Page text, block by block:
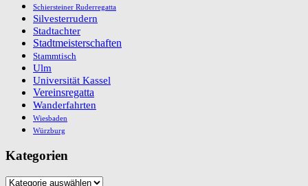
Schiersteiner Ruderregatta
Silvesterrudern
Stadtachter
Stadtmeisterschaften
Stammtisch
Ulm
Universität Kassel
Vereinsregatta
Wanderfahrten
Wiesbaden
Würzburg
Kategorien
Kategorien